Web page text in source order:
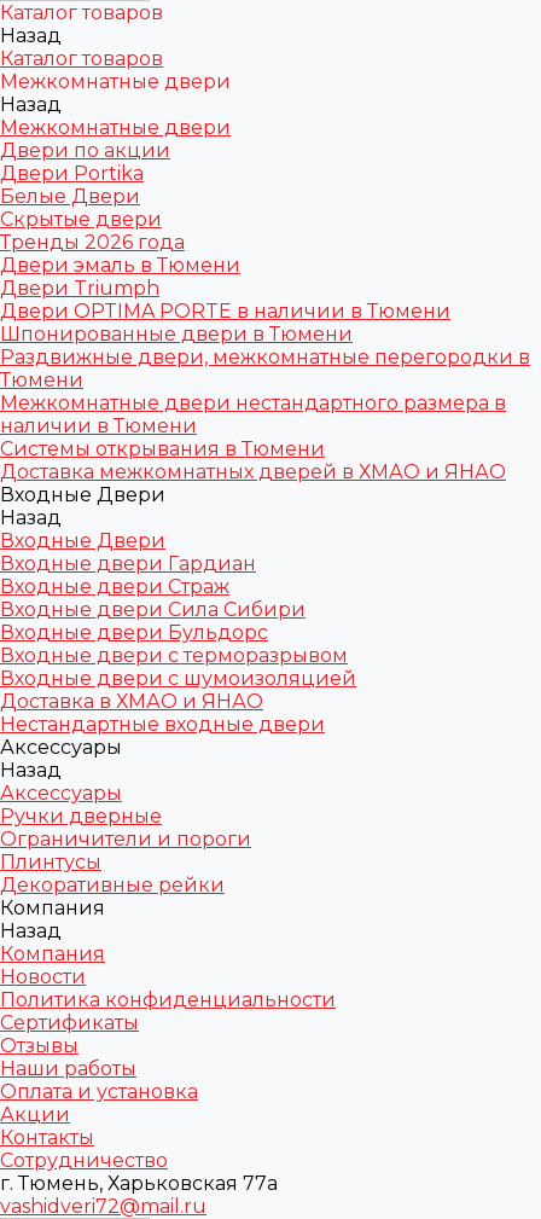
Каталог товаров
Назад
Каталог товаров
Межкомнатные двери
Назад
Межкомнатные двери
Двери по акции
Двери Portika
Белые Двери
Скрытые двери
Тренды 2026 года
Двери эмаль в Тюмени
Двери Triumph
Двери OPTIMA PORTE в наличии в Тюмени
Шпонированные двери в Тюмени
Раздвижные двери, межкомнатные перегородки в
Тюмени
Межкомнатные двери нестандартного размера в
наличии в Тюмени
Системы открывания в Тюмени
Доставка межкомнатных дверей в ХМАО и ЯНАО
Входные Двери
Назад
Входные Двери
Входные двери Гардиан
Входные двери Страж
Входные двери Сила Сибири
Входные двери Бульдорс
Входные двери с терморазрывом
Входные двери с шумоизоляцией
Доставка в ХМАО и ЯНАО
Нестандартные входные двери
Аксессуары
Назад
Аксессуары
Ручки дверные
Ограничители и пороги
Плинтусы
Декоративные рейки
Компания
Назад
Компания
Новости
Политика конфиденциальности
Сертификаты
Отзывы
Наши работы
Оплата и установка
Акции
Контакты
Сотрудничество
г. Тюмень, Харьковская 77а
vashidveri72@mail.ru